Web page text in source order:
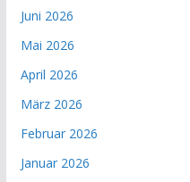
Juni 2026
Mai 2026
April 2026
März 2026
Februar 2026
Januar 2026